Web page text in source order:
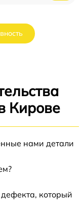
Кирове
нами детали
который